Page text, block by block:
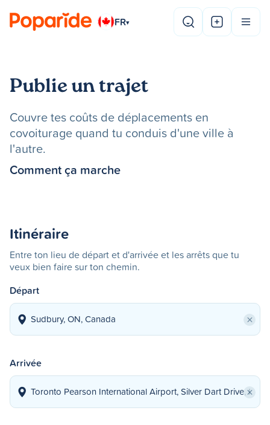
FR▾
Publie un trajet
Couvre tes coûts de déplacements en
covoiturage quand tu conduis d'une ville à
l'autre.
Comment ça marche
Itinéraire
Entre ton lieu de départ et d'arrivée et les arrêts que tu
veux bien faire sur ton chemin.
Départ
×
Arrivée
×